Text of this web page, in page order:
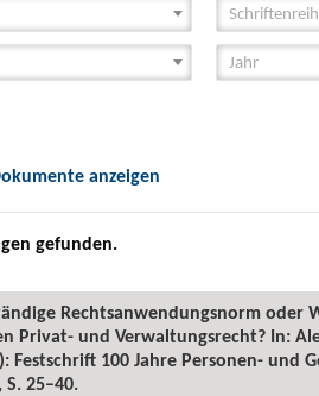
anzeigen
gefunden.
Rechtsanwendungsnorm
Privat- und Verwaltungsrecht? In:
100 Jahre Personen- und
25–40.